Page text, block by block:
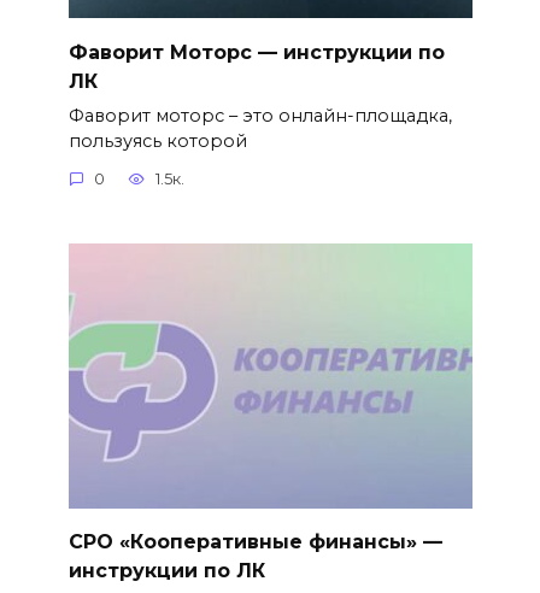
Фаворит Моторс — инструкции по
ЛК
Фаворит моторс – это онлайн-площадка,
пользуясь которой
0 1.5к.
СРО «Кооперативные финансы» —
инструкции по ЛК